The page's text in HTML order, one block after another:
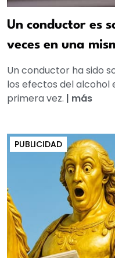
Un conductor es
veces en una
Un conductor ha sido
los efectos del alcohol
primera vez. | más
PUBLICIDAD